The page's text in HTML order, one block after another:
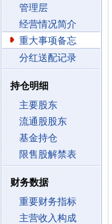
管理层
经营情况简介
重大事项备忘
分红送配记录
持仓明细
主要股东
流通股股东
基金持仓
限售股解禁表
财务数据
重要财务指标
主营收入构成